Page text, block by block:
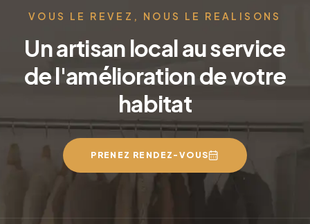
VOUS LE REVEZ, NOUS LE REALISONS
Un artisan local au service
de l'amélioration de votre
habitat
PRENEZ RENDEZ-VOUS